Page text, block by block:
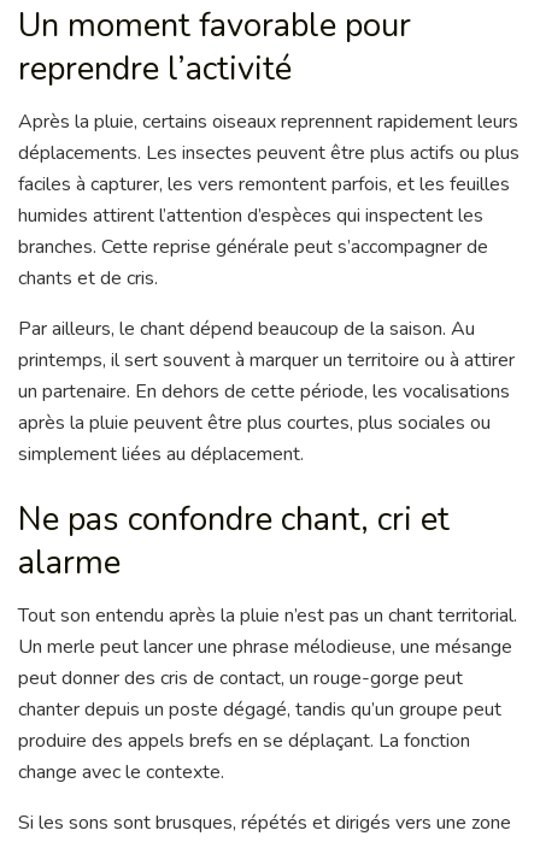
Un moment favorable pour
reprendre l’activité
Après la pluie, certains oiseaux reprennent rapidement leurs
déplacements. Les insectes peuvent être plus actifs ou plus
faciles à capturer, les vers remontent parfois, et les feuilles
humides attirent l’attention d’espèces qui inspectent les
branches. Cette reprise générale peut s’accompagner de
chants et de cris.
Par ailleurs, le chant dépend beaucoup de la saison. Au
printemps, il sert souvent à marquer un territoire ou à attirer
un partenaire. En dehors de cette période, les vocalisations
après la pluie peuvent être plus courtes, plus sociales ou
simplement liées au déplacement.
Ne pas confondre chant, cri et
alarme
Tout son entendu après la pluie n’est pas un chant territorial.
Un merle peut lancer une phrase mélodieuse, une mésange
peut donner des cris de contact, un rouge-gorge peut
chanter depuis un poste dégagé, tandis qu’un groupe peut
produire des appels brefs en se déplaçant. La fonction
change avec le contexte.
Si les sons sont brusques, répétés et dirigés vers une zone